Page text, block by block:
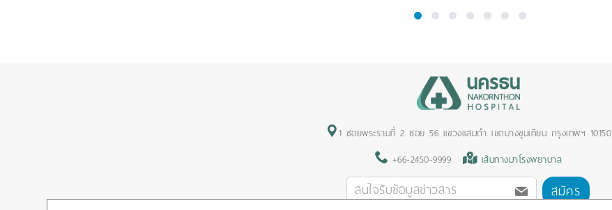
1 2 3 4 5 6 7
1 ซอยพระรามที่ 2 ซอย 56 แขวงแสมดำ เขตบางขุนเทียน กรุงเทพฯ 10150
+66-2450-9999
เส้นทางมาโรงพยาบาล
สมัคร